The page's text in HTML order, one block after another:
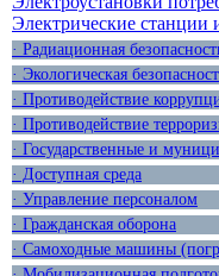
Электрические станции
· Радиационная
· Экологическая
· Противодействие
· Противодействие
· Государственные и
· Доступная среда
· Управление персоналом
· Гражданская оборона
· Самоходные машины